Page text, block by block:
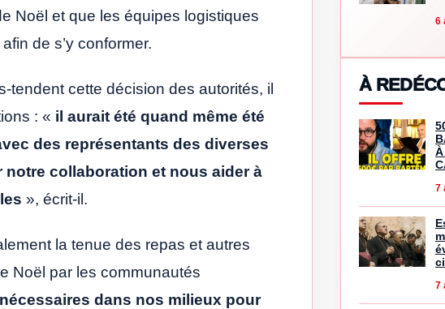
Noël et que les équipes logistiques
de s’y conformer.
tendent cette décision des autorités, il
: « il aurait été quand même été
des représentants des diverses
collaboration et nous aider à
», écrit-il.
la tenue des repas et autres
Noël par les communautés
dans nos milieux pour
6
À
À
7
7